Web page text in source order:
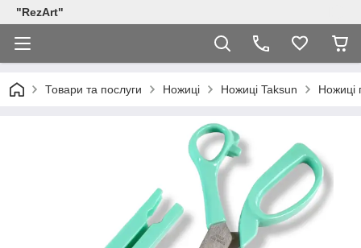
"RezArt"
Товари та послуги Ножиці Ножиці Taksun Ножиці